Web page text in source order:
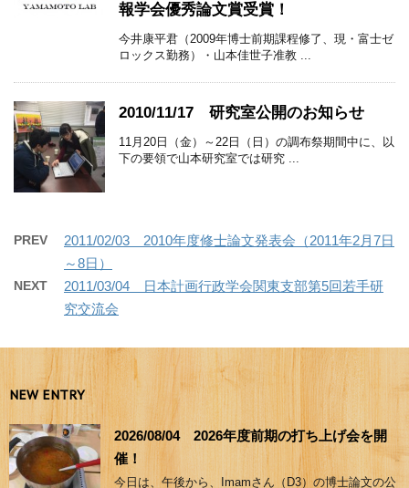
報学会優秀論文賞受賞！
今井康平君（2009年博士前期課程修了、現・富士ゼ
ロックス勤務）・山本佳世子准教 ...
2010/11/17 研究室公開のお知らせ
11月20日（金）～22日（日）の調布祭期間中に、以
下の要領で山本研究室では研究 ...
PREV
2011/02/03 2010年度修士論文発表会（2011年2月7日
～8日）
NEXT
2011/03/04 日本計画行政学会関東支部第5回若手研
究交流会
NEW ENTRY
2026/08/04 2026年度前期の打ち上げ会を開
催！
今日は、午後から、Imamさん（D3）の博士論文の公